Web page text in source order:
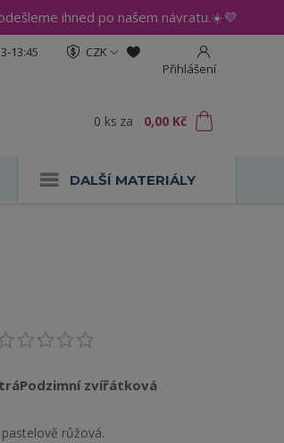
ihned po našem návratu.☀️💜
CZK
Přihlášení
13:45
0 ks za 0,00 Kč
DALŠÍ MATERIÁLY
zvířátková
růžová.